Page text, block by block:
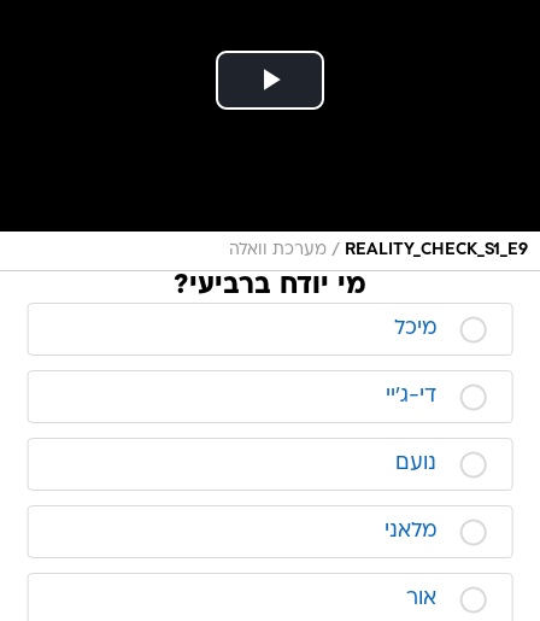
REALITY_CHECK_S1_E9
/ מערכת וואלה
מי יודח ברביעי?
מיכל
די-ג'יי
נועם
מלאני
אור